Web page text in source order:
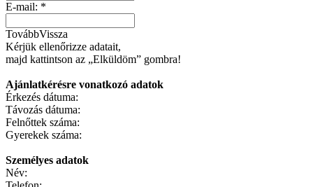
E-mail: *
TovábbVissza
Kérjük ellenőrizze adatait,
majd kattintson az „Elküldöm” gombra!
Ajánlatkérésre vonatkozó adatok
Érkezés dátuma:
Távozás dátuma:
Felnőttek száma:
Gyerekek száma:
Személyes adatok
Név: